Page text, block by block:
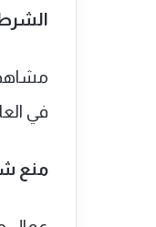
مشاهد
في
منع